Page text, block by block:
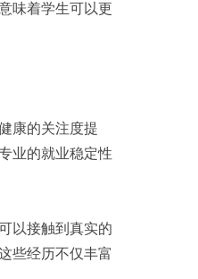
味着学生可以更
康的关注度提
业的就业稳定性
以接触到真实的
些经历不仅丰富